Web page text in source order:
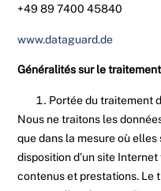
+49 89 7400 45840
www.dataguard.de
Généralités sur le
Portée du traitement
Nous ne traitons les
que dans la mesure où
disposition d’un site
contenus et prestations. Le